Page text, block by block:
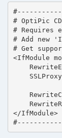
# OptiPic
# Requires
# Add new
# Get
<IfModule
</IfModule>